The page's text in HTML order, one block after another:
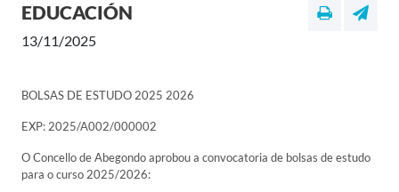
EDUCACIÓN
13/11/2025
BOLSAS DE ESTUDO 2025 2026
EXP: 2025/A002/000002
O Concello de Abegondo aprobou a convocatoria de bolsas de estudo
para o curso 2025/2026: